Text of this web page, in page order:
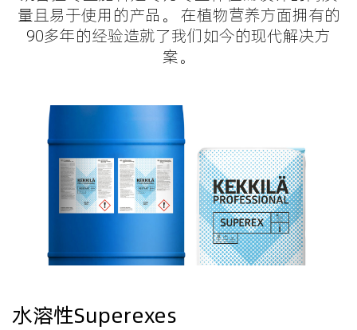
量且易于使用的产品。 在植物营养方面拥有的
90多年的经验造就了我们如今的现代解决方
案。
水溶性Superexes